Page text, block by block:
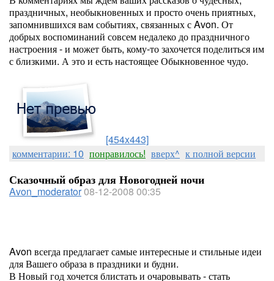
праздничных, необыкновенных и просто очень приятных,
запомнившихся вам событиях, связанных с Avon. От
добрых воспоминаний совсем недалеко до праздничного
настроения - и может быть, кому-то захочется поделиться им
с близкими. А это и есть настоящее Обыкновенное чудо.
[454x443]
комментарии: 10 понравилось! вверх^ к полной версии
Сказочный образ для Новогодней ночи
Avon_moderator08-12-2008 00:35
Avon всегда предлагает самые интересные и стильные идеи
для Вашего образа в праздники и будни.
В Новый год хочется блистать и очаровывать - стать